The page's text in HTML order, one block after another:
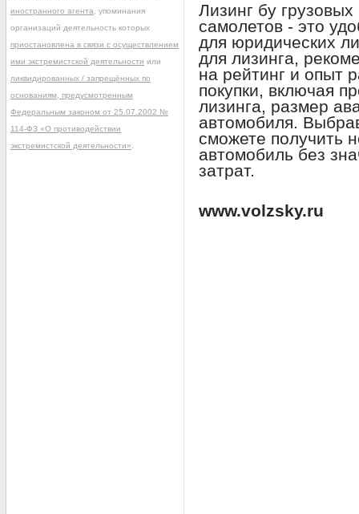
Лизинг бу
самолетов - это
для юридических
для лизинга,
на рейтинг и опыт
покупки, включая
лизинга, размер
автомобиля.
сможете получить
автомобиль без
затрат.
www.volzsky.ru
иностранного агента , упоминания
организаций деятельность которых
приостановлена в связи с осуществлением
ими экстремистской деятельности или
ликвидированных / запрещённых по
основаниям, предусмотренным
Федеральным законом от 25.07.2002 №
114-ФЗ «О противодействии
экстремистской деятельности»